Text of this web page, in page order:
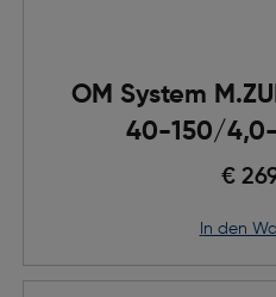
OM System
40-150/
€
in den